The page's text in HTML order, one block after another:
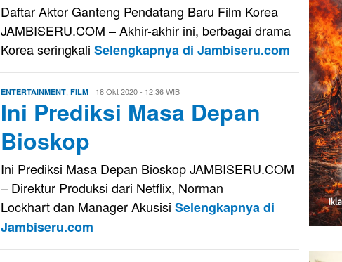
Daftar Aktor Ganteng Pendatang Baru Film Korea
JAMBISERU.COM – Akhir-akhir ini, berbagai drama
Korea seringkali Selengkapnya di Jambiseru.com
ENTERTAINMENT FILM Evo
Kusnady
18 Okt 2020 - 12:36 WIB
Ini Prediksi Masa Depan
Bioskop
Ini Prediksi Masa Depan Bioskop JAMBISERU.COM
– Direktur Produksi dari Netflix, Norman
Lockhart dan Manager Akusisi Selengkapnya di
Jambiseru.com